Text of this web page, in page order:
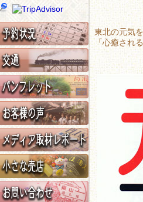
東北の元気
「心癒され